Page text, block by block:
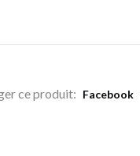
ce produit: Facebook